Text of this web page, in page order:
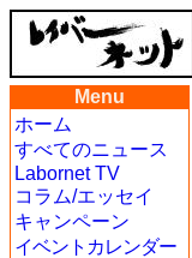
Menu
ホーム
すべてのニュース
Labornet TV
コラム/エッセイ
キャンペーン
イベントカレンダー